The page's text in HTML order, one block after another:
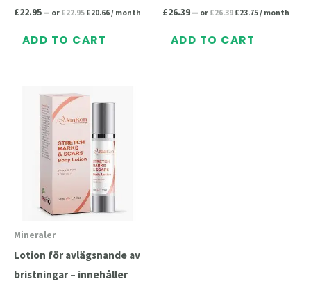
£22.95 — or£22.95 £20.66/ month
ADD TO CART
£26.39 — or£26.39 £23.75/ month
ADD TO CART
Mineraler
Lotion för avlägsnande av
bristningar – innehåller
price
£22.95.